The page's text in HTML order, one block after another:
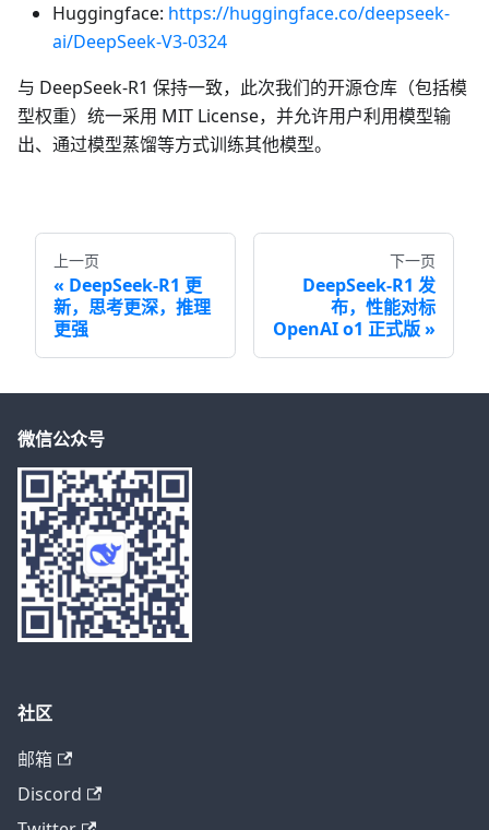
Huggingface: https://huggingface.co/deepseek-
ai/DeepSeek-V3-0324
与 DeepSeek-R1 保持一致，此次我们的开源仓库（包括模
型权重）统一采用 MIT License，并允许用户利用模型输
出、通过模型蒸馏等方式训练其他模型。
上一页
DeepSeek-R1 更
新，思考更深，推理
更强
下一页
DeepSeek-R1 发
布，性能对标
OpenAI o1 正式版
微信公众号
社区
邮箱
Discord